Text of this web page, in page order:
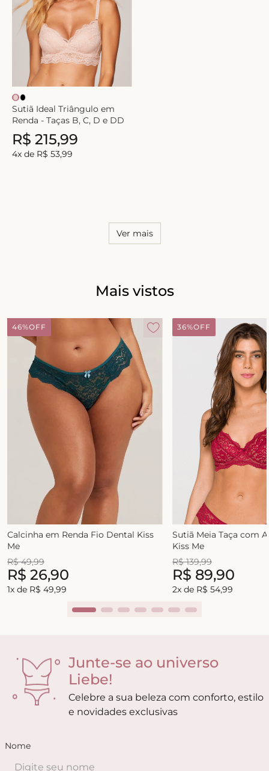
Sutiã Ideal Triângulo em
Renda - Taças B, C, D e DD
R$ 215,99
4x de R$ 53,99
Ver mais
Mais vistos
46%OFF
Calcinha em Renda Fio Dental Kiss
Me
R$ 49,99
R$ 26,90
1x de R$ 49,99
36%OFF
Sutiã Meia Taça com
Kiss Me
R$ 139,99
R$ 89,90
2x de R$ 54,99
Junte-se ao universo
Liebe!
Celebre a sua beleza com conforto, estilo
e novidades exclusivas
Nome